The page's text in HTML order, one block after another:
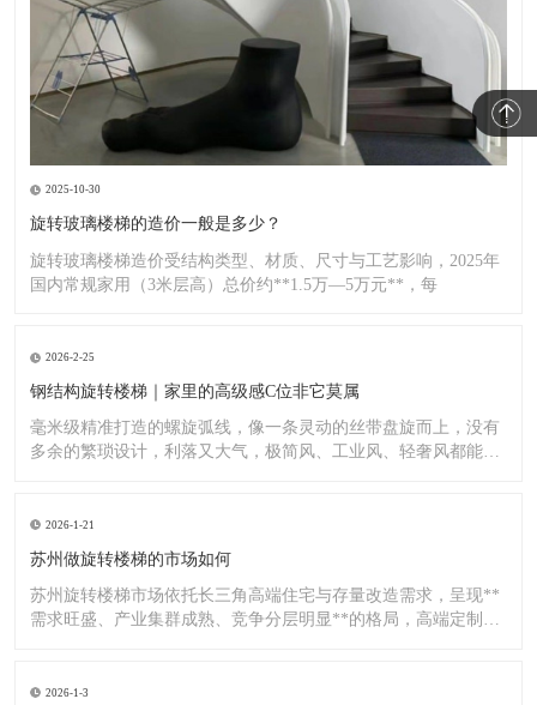
2025-10-30
旋转玻璃楼梯的造价一般是多少？
旋转玻璃楼梯造价受结构类型、材质、尺寸与工艺影响，2025年
国内常规家用（3米层高）总价约**1.5万—5万元**，每
2026-2-25
钢结构旋转楼梯｜家里的高级感C位非它莫属
毫米级精准打造的螺旋弧线，像一条灵动的丝带盘旋而上，没有
多余的繁琐设计，利落又大气，极简风、工业风、轻奢风都能完
2026-1-21
苏州做旋转楼梯的市场如何
苏州旋转楼梯市场依托长三角高端住宅与存量改造需求，呈现**
需求旺盛、产业集群成熟、竞争分层明显**的格局，高端定制与
2026-1-3